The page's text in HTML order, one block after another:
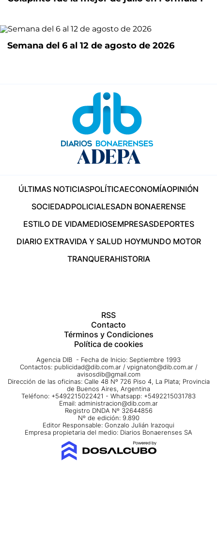
Semana del 6 al 12 de agosto de 2026
ÚLTIMAS NOTICIASPOLÍTICAECONOMÍAOPINIÓN
SOCIEDADPOLICIALESADN BONAERENSE
ESTILO DE VIDAMEDIOSEMPRESASDEPORTES
DIARIO EXTRAVIDA Y SALUD HOYMUNDO MOTOR
TRANQUERAHISTORIA
RSS
Contacto
Términos y Condiciones
Política de cookies
Agencia DIB - Fecha de Inicio: Septiembre 1993
Contactos: publicidad@dib.com.ar / vpignaton@dib.com.ar /
avisosdib@gmail.com
Dirección de las oficinas: Calle 48 Nº 726 Piso 4, La Plata; Provincia
de Buenos Aires, Argentina
Teléfono: +5492215022421 - Whatsapp: +5492215031783
Email: administracion@dib.com.ar
Registro DNDA Nº 32644856
Nº de edición: 9.890
Editor Responsable: Gonzalo Julián Irazoqui
Empresa propietaria del medio: Diarios Bonaerenses SA